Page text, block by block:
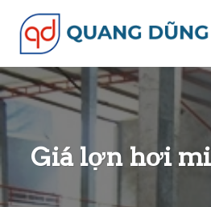
content
Giá lợn hơi